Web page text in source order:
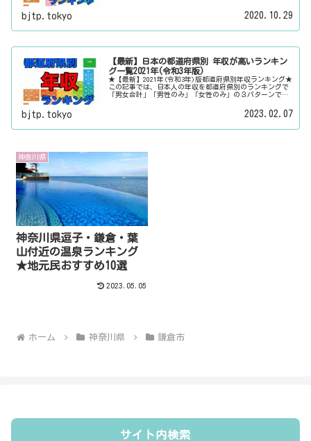
スポット・デートスポット・パワースポット・心霊スポッ
トなどの各都道府県の観光情報・ローカル情報を配信して
bjtp.tokyo 2020.10.29
【最新】日本の都道府県別 年収が高いランキン
グ一覧2021年(令和3年版)
★【最新】2021年(令和3年)版都道府県別年収ランキング★
この記事では、日本人の年収を都道府県別のランキングで
「男女合計」「男性のみ」「女性のみ」の３パターンでご
齢と平均の勤続年数についても表示しています。
bjtp.tokyo 2023.02.07
神奈川県
神奈川県逗子・鎌倉・葉
山付近の温泉ランキング
★地元民おすすめ10選
2023.05.05
ホーム 神奈川県 鎌倉市
サイト内検索